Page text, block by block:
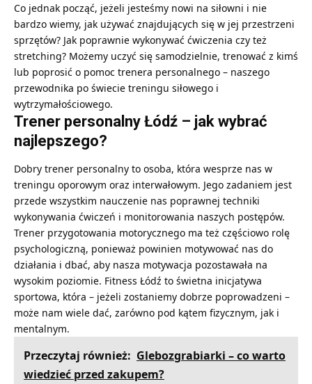
Co jednak począć, jeżeli jesteśmy nowi na siłowni i nie
bardzo wiemy, jak używać znajdujących się w jej przestrzeni
sprzętów? Jak poprawnie wykonywać ćwiczenia czy też
stretching? Możemy uczyć się samodzielnie, trenować z kimś
lub poprosić o pomoc trenera personalnego – naszego
przewodnika po świecie treningu siłowego i
wytrzymałościowego.
Trener personalny Łódź – jak wybrać
najlepszego?
Dobry trener personalny to osoba, która wesprze nas w
treningu oporowym oraz interwałowym. Jego zadaniem jest
przede wszystkim nauczenie nas poprawnej techniki
wykonywania ćwiczeń i monitorowania naszych postępów.
Trener przygotowania motorycznego ma też częściowo rolę
psychologiczną, ponieważ powinien motywować nas do
działania i dbać, aby nasza motywacja pozostawała na
wysokim poziomie. Fitness Łódź to świetna inicjatywa
sportowa, która – jeżeli zostaniemy dobrze poprowadzeni –
może nam wiele dać, zarówno pod kątem fizycznym, jak i
mentalnym.
Przeczytaj również: Glebozgrabiarki – co warto
wiedzieć przed zakupem?